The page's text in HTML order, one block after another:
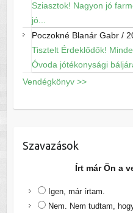
Sziasztok! Nagyon jó
jó...
Poczokné Blanár Gabr/
Tisztelt Érdeklődők!
Óvoda jótékonysági
Vendégkönyv >>
Szavazások
Írt már Ön a
Igen, már írtam.
Nem. Nem tudtam,